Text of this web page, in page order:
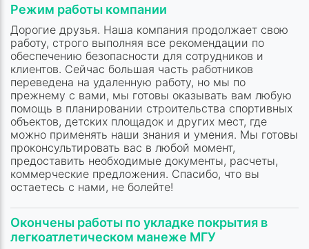
Режим работы компании
Дорогие друзья. Наша компания продолжает свою
работу, строго выполняя все рекомендации по
обеспечению безопасности для сотрудников и
клиентов. Сейчас большая часть работников
переведена на удаленную работу, но мы по
прежнему с вами, мы готовы оказывать вам любую
помощь в планировании строительства спортивных
объектов, детских площадок и других мест, где
можно применять наши знания и умения. Мы готовы
проконсультировать вас в любой момент,
предоставить необходимые документы, расчеты,
коммерческие предложения. Спасибо, что вы
остаетесь с нами, не болейте!
Окончены работы по укладке покрытия в
легкоатлетическом манеже МГУ